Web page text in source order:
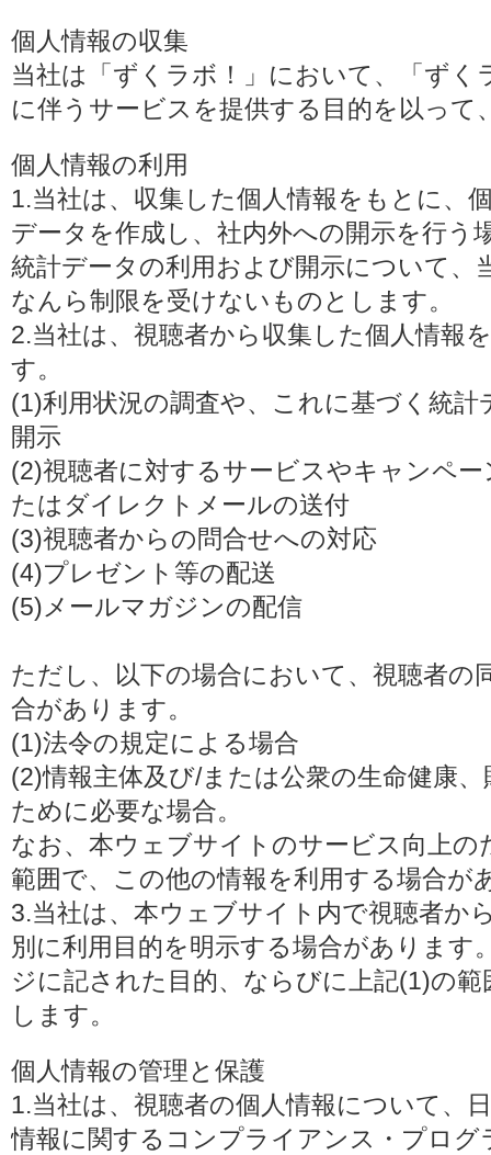
個人情報の収集
当社は「ずくラボ！」において、「ず
に伴うサービスを提供する目的を以って
個人情報の利用
1.当社は、収集した個人情報をもとに、
データを作成し、社内外への開示を行う
統計データの利用および開示について、
なんら制限を受けないものとします。
2.当社は、視聴者から収集した個人情報
す。
(1)利用状況の調査や、これに基づく統
開示
(2)視聴者に対するサービスやキャンペ
たはダイレクトメールの送付
(3)視聴者からの問合せへの対応
(4)プレゼント等の配送
(5)メールマガジンの配信
ただし、以下の場合において、視聴者の
合があります。
(1)法令の規定による場合
(2)情報主体及び/または公衆の生命健康
ために必要な場合。
なお、本ウェブサイトのサービス向上
範囲で、この他の情報を利用する場合が
3.当社は、本ウェブサイト内で視聴者か
別に利用目的を明示する場合があります
ジに記された目的、ならびに上記(1)の
します。
個人情報の管理と保護
1.当社は、視聴者の個人情報について、
情報に関するコンプライアンス・プロ